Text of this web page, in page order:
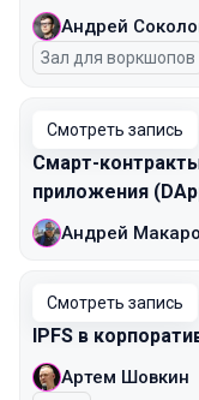
Андрей
Зал для воркшопов
Смотреть запись
Смарт-
приложения
Андрей
Смотреть запись
IPFS в
Артем Шовкин